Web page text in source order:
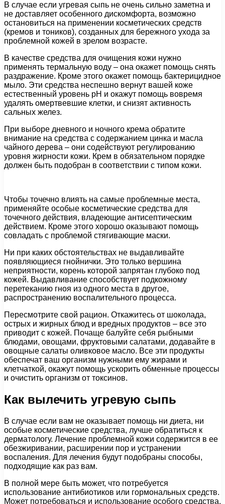
В случае если угревая сыпь не очень сильно заметна и
не доставляет особенного дискомфорта, возможно
остановиться на применении косметических средств
(кремов и тоников), созданных для бережного ухода за
проблемной кожей в зрелом возрасте.
В качестве средства для очищения кожи нужно
применять термальную воду – она окажет помощь снять
раздражение. Кроме этого окажет помощь бактерицидное
мыло. Эти средства неспешно вернут вашей коже
естественный уровень рН и окажут помощь вовремя
удалять омертвевшие клетки, и снизят активность
сальных желез.
При выборе дневного и ночного крема обратите
внимание на средства с содержанием цинка и масла
чайного дерева – они содействуют регулированию
уровня жирности кожи. Крем в обязательном порядке
должен быть подобран в соответствии с типом кожи.
Чтобы точечно влиять на самые проблемные места,
применяйте особые косметические средства для
точечного действия, владеющие антисептическим
действием. Кроме этого хорошо оказывают помощь
совладать с проблемой стягивающие маски.
Ни при каких обстоятельствах не выдавливайте
появляющиеся гнойнички. Это только вершина
неприятности, корень которой запрятан глубоко под
кожей. Выдавливание способствует подкожному
перетеканию гноя из одного места в другое,
распространению воспалительного процесса.
Пересмотрите свой рацион. Откажитесь от шоколада,
острых и жирных блюд и вредных продуктов – все это
приводит с кожей. Почаще балуйте себя рыбными
блюдами, овощами, фруктовыми салатами, додавайте в
овощные салаты оливковое масло. Все эти продукты
обеспечат ваш организм нужными ему жирами и
клетчаткой, окажут помощь ускорить обменные процессы
и очистить организм от токсинов.
Как вылечить угревую сыпь
В случае если вам не оказывает помощь ни диета, ни
особые косметические средства, лучше обратиться к
дерматологу. Лечение проблемной кожи содержится в ее
обезжиривании, расширении пор и устранении
воспаления. Для лечения будут подобраны способы,
подходящие как раз вам.
В полной мере быть может, что потребуется
использование антибиотиков или гормональных средств.
Может потребоваться и использование особого средства,